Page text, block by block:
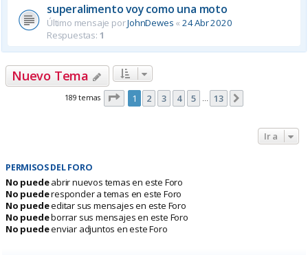
superalimento voy como una moto
Último mensaje porJohnDewes « 24 Abr 2020
Respuestas: 1
Nuevo Tema
189 temas Página de 13
1 2 3 4 5 … 13
Ir a
PERMISOS DEL FORO
No puedeabrir nuevos temas en este Foro
No puederesponder a temas en este Foro
No puedeeditar sus mensajes en este Foro
No puedeborrar sus mensajes en este Foro
No puedeenviar adjuntos en este Foro